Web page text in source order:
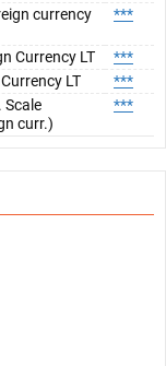
currency ***
Currency LT
***
LT
***
Scale
curr.)
***